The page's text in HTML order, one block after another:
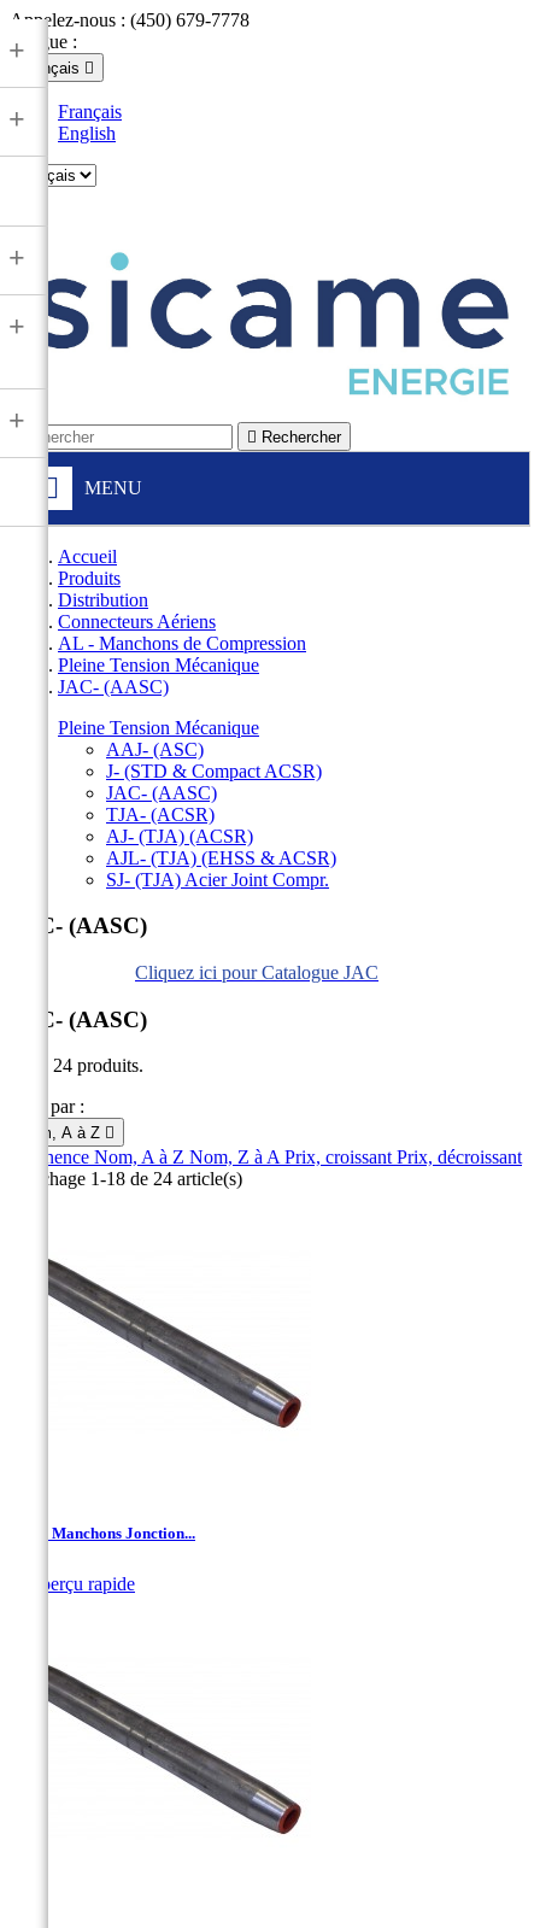
Appelez-nous : (450) 679-7778
Langue :
Français 
Français
English
 Rechercher
MENU
+
+
+
+
+
Accueil
Produits
Distribution
Connecteurs Aériens
AL - Manchons de Compression
Pleine Tension Mécanique
JAC- (AASC)
Pleine Tension Mécanique
AAJ- (ASC)
J- (STD & Compact ACSR)
JAC- (AASC)
TJA- (ACSR)
AJ- (TJA) (ACSR)
AJL- (TJA) (EHSS & ACSR)
SJ- (TJA) Acier Joint Compr.
JAC- (AASC)
Cliquez ici pour Catalogue JAC
JAC- (AASC)
Il y a 24 produits.
Trier par :
Nom, A à Z 
Pertinence Nom, A à Z Nom, Z à APrix, croissantPrix, décroissant
Affichage 1-18 de 24 article(s)
JAC - Manchons Jonction...
Aperçu rapide